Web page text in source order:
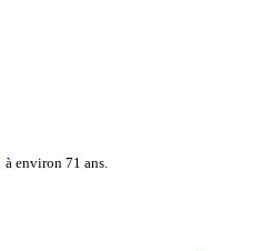
à environ 71 ans.